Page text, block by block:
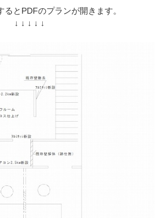
るとPDFのプランが開きます。
↓ ↓ ↓ ↓ ↓